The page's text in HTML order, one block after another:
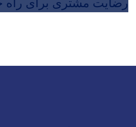
رضایت مشتری برای راه